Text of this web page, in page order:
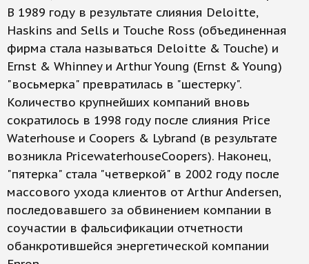
В 1989 году в результате слияния Deloitte,
Haskins and Sells и Touche Ross (объединенная
фирма стала называться Deloitte & Touche) и
Ernst & Whinney и Arthur Young (Ernst & Young)
"восьмерка" превратилась в "шестерку".
Количество крупнейших компаний вновь
сократилось в 1998 году после слияния Price
Waterhouse и Coopers & Lybrand (в результате
возникла PricewaterhouseCoopers). Наконец,
"пятерка" стала "четверкой" в 2002 году после
массового ухода клиентов от Arthur Andersen,
последовавшего за обвинением компании в
соучастии в фальсификации отчетности
обанкротившейся энергетической компании